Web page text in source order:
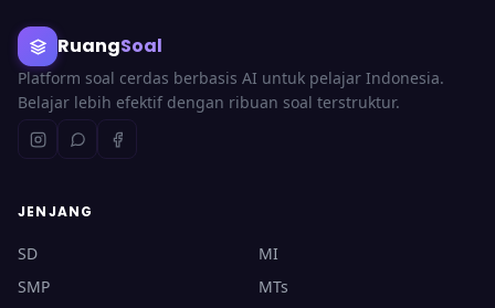
RuangSoal
Platform soal cerdas berbasis AI untuk pelajar Indonesia.
Belajar lebih efektif dengan ribuan soal terstruktur.
JENJANG
SD
MI
SMP
MTs